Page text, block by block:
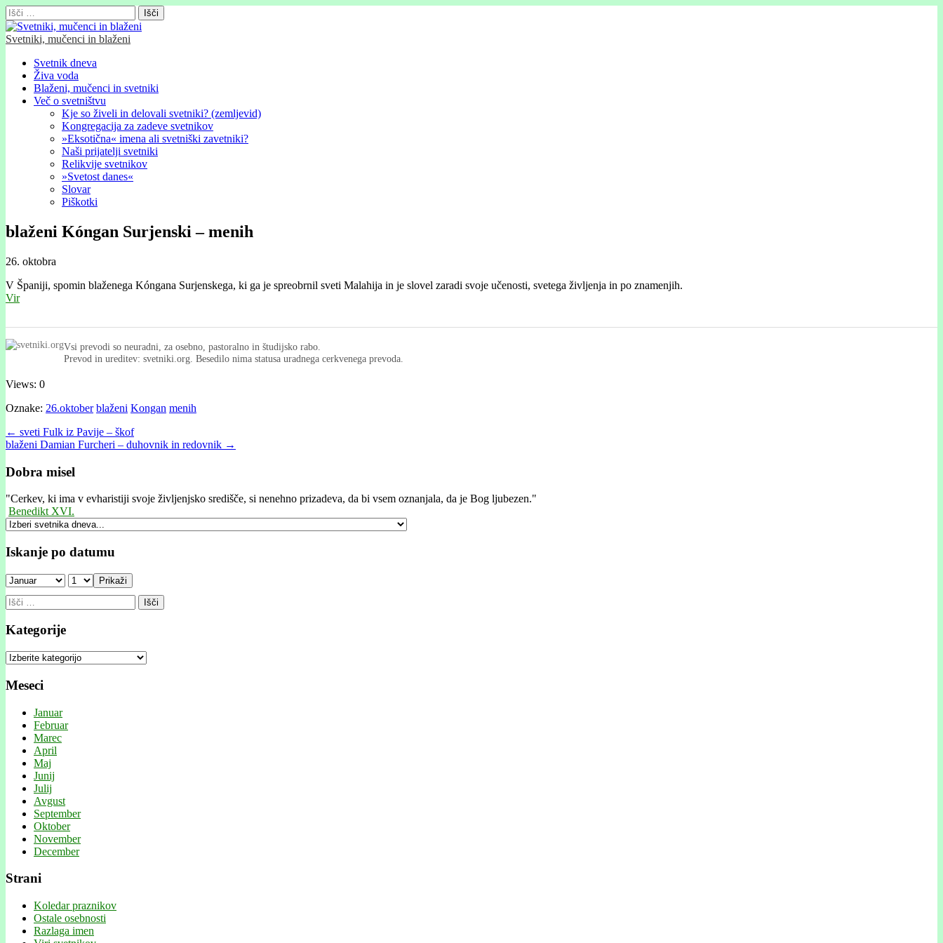
Išči:
Svetniki, mučenci in blaženi
Glavni
meni
Skip
content
Svetnik dneva
Živa voda
Blaženi, mučenci in svetniki
Več o svetništvu
Kje so živeli in delovali svetniki? (zemljevid)
Kongregacija za zadeve svetnikov
»Eksotična« imena ali svetniški zavetniki?
Naši prijatelji svetniki
Relikvije svetnikov
»Svetost danes«
Slovar
Piškotki
blaženi Kóngan Surjenski – menih
26. oktobra
V Španiji, spomin blaženega Kóngana Surjenskega, ki ga je spreobrnil sveti Malahija in je slovel zaradi svoje učenosti, svetega življenja in po znamenjih.
Vir
Vsi prevodi so neuradni, za osebno, pastoralno in študijsko rabo.
Prevod in ureditev: svetniki.org. Besedilo nima statusa uradnega cerkvenega prevoda.
Views: 0
Oznake: 26.oktober blaženi Kongan menih
Post
navigation
← sveti Fulk iz Pavije – škof
blaženi Damian Furcheri – duhovnik in redovnik →
Dobra misel
"Cerkev, ki ima v evharistiji svoje življenjsko središče, si nenehno prizadeva, da bi vsem oznanjala, da je Bog ljubezen."
Benedikt XVI.
Iskanje po datumu
Prikaži
Išči:
Kategorije
Kategorije
Meseci
Januar
Februar
Marec
April
Maj
Junij
Julij
Avgust
September
Oktober
November
December
Strani
Koledar praznikov
Ostale osebnosti
Razlaga imen